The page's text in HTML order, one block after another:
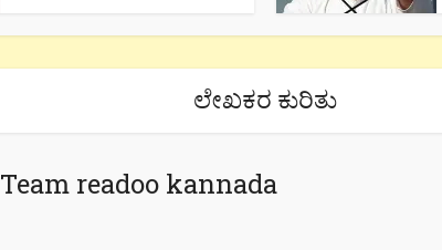
ಲೇಖಕರ ಕುರಿತು
Team readoo kannada